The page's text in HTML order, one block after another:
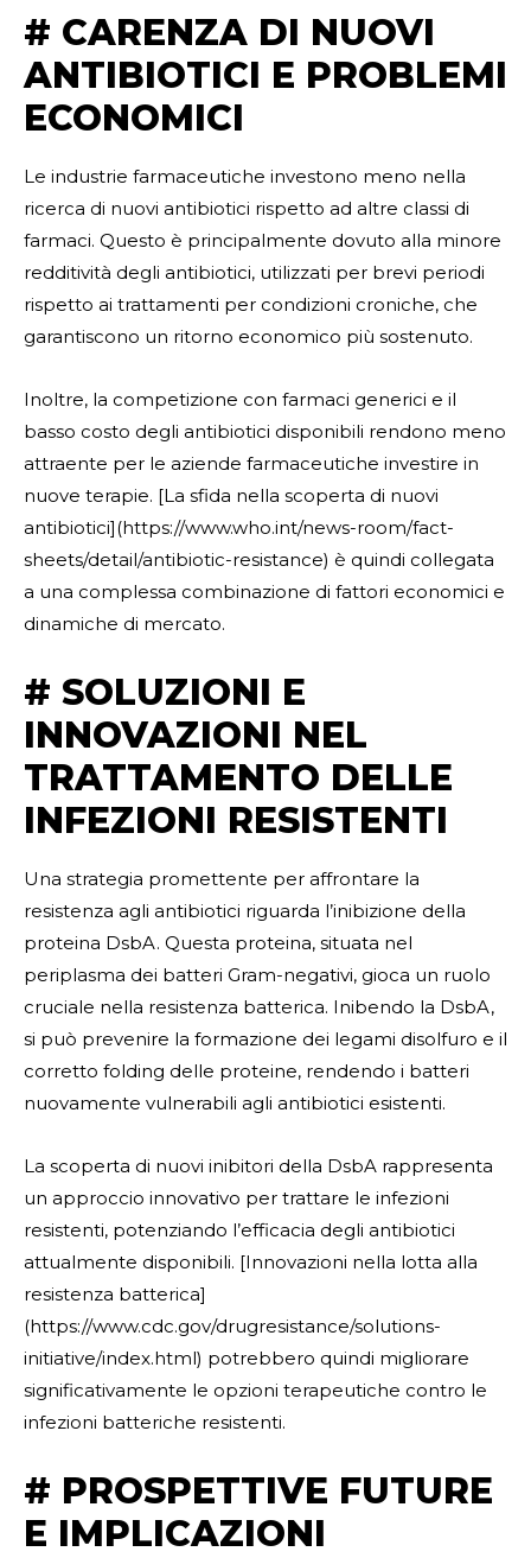
# CARENZA DI NUOVI
ANTIBIOTICI E PROBLEMI
ECONOMICI
Le industrie farmaceutiche investono meno nella
ricerca di nuovi antibiotici rispetto ad altre classi di
farmaci. Questo è principalmente dovuto alla minore
redditività degli antibiotici, utilizzati per brevi periodi
rispetto ai trattamenti per condizioni croniche, che
garantiscono un ritorno economico più sostenuto.
Inoltre, la competizione con farmaci generici e il
basso costo degli antibiotici disponibili rendono meno
attraente per le aziende farmaceutiche investire in
nuove terapie. [La sfida nella scoperta di nuovi
antibiotici](https://www.who.int/news-room/fact-
sheets/detail/antibiotic-resistance) è quindi collegata
a una complessa combinazione di fattori economici e
dinamiche di mercato.
# SOLUZIONI E
INNOVAZIONI NEL
TRATTAMENTO DELLE
INFEZIONI RESISTENTI
Una strategia promettente per affrontare la
resistenza agli antibiotici riguarda l’inibizione della
proteina DsbA. Questa proteina, situata nel
periplasma dei batteri Gram-negativi, gioca un ruolo
cruciale nella resistenza batterica. Inibendo la DsbA,
si può prevenire la formazione dei legami disolfuro e il
corretto folding delle proteine, rendendo i batteri
nuovamente vulnerabili agli antibiotici esistenti.
La scoperta di nuovi inibitori della DsbA rappresenta
un approccio innovativo per trattare le infezioni
resistenti, potenziando l’efficacia degli antibiotici
attualmente disponibili. [Innovazioni nella lotta alla
resistenza batterica]
(https://www.cdc.gov/drugresistance/solutions-
initiative/index.html) potrebbero quindi migliorare
significativamente le opzioni terapeutiche contro le
infezioni batteriche resistenti.
# PROSPETTIVE FUTURE
E IMPLICAZIONI